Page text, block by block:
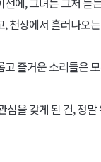
천상에서 흘러나오
고 즐거운 소리들은
심을 갖게 된 건, 정